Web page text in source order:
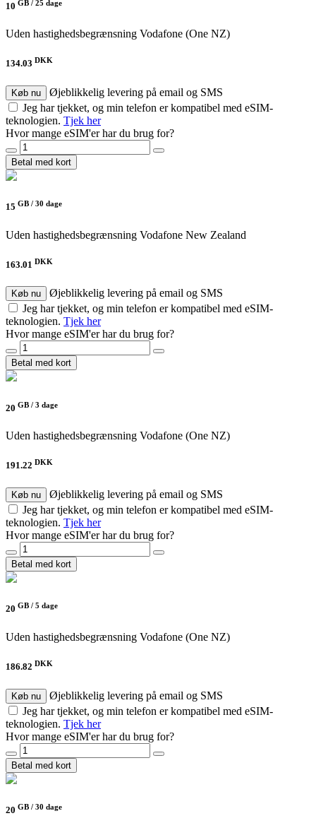
10 GB / 25 dage
Uden hastighedsbegrænsning Vodafone (One NZ)
134.03 DKK
Køb nu
Øjeblikkelig levering på email og SMS
Jeg har tjekket, og min telefon er kompatibel med eSIM-
teknologien. Tjek her
Hvor mange eSIM'er har du brug for?
Betal med kort
15 GB / 30 dage
Uden hastighedsbegrænsning Vodafone New Zealand
163.01 DKK
Køb nu
Øjeblikkelig levering på email og SMS
Jeg har tjekket, og min telefon er kompatibel med eSIM-
teknologien. Tjek her
Hvor mange eSIM'er har du brug for?
Betal med kort
20 GB / 3 dage
Uden hastighedsbegrænsning Vodafone (One NZ)
191.22 DKK
Køb nu
Øjeblikkelig levering på email og SMS
Jeg har tjekket, og min telefon er kompatibel med eSIM-
teknologien. Tjek her
Hvor mange eSIM'er har du brug for?
Betal med kort
20 GB / 5 dage
Uden hastighedsbegrænsning Vodafone (One NZ)
186.82 DKK
Køb nu
Øjeblikkelig levering på email og SMS
Jeg har tjekket, og min telefon er kompatibel med eSIM-
teknologien. Tjek her
Hvor mange eSIM'er har du brug for?
Betal med kort
20 GB / 30 dage